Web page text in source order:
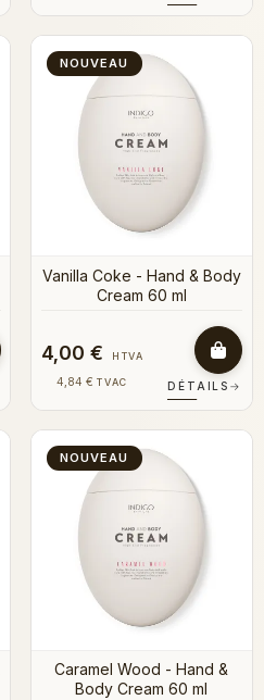
NOUVEAU
Vanilla Coke - Hand & Body
Cream 60 ml
4,00 € HTVA
4,84 € TVAC DÉTAILS →
NOUVEAU
Caramel Wood - Hand &
Body Cream 60 ml